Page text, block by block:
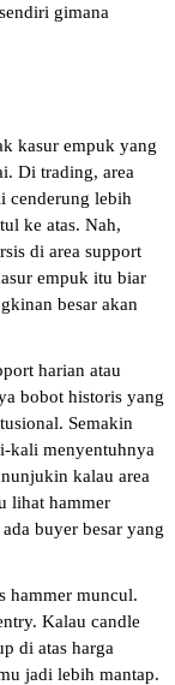
gimana
kasur empuk yang
Di trading, area
cenderung lebih
ke atas. Nah,
di area support
empuk itu biar
besar akan
harian atau
bobot historis yang
Semakin
kali menyentuhnya
kalau area
lihat hammer
buyer besar yang
hammer muncul.
Kalau candle
di atas harga
jadi lebih mantap.